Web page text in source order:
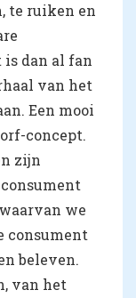
te ruiken en
dan al fan
van het
Een mooi
concept.
zijn
we
consument
beleven.
van het